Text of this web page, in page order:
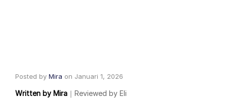
Posted by Mira on Januari 1, 2026
Written by Mira ｜ Reviewed by Eli